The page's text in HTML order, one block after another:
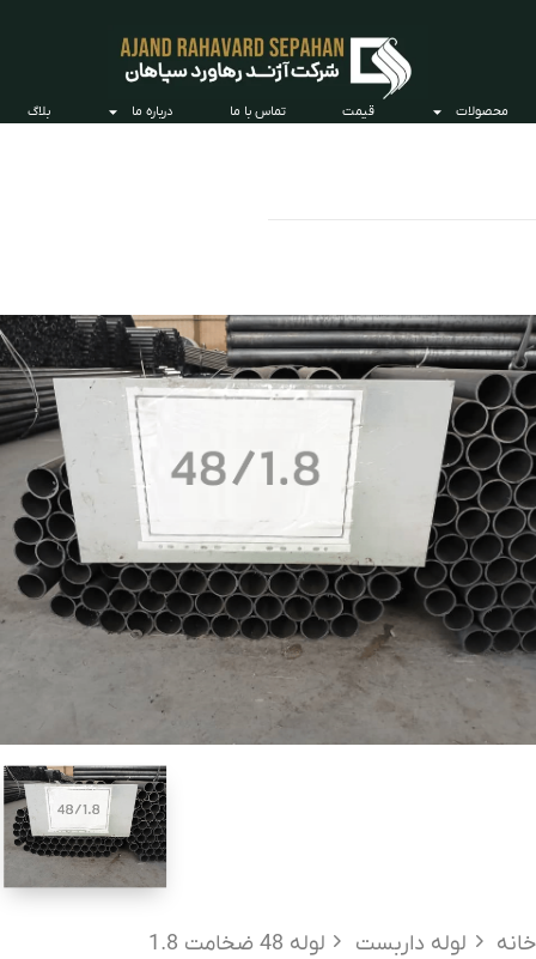
محصولات قیمت تماس با ما درباره ما بلاگ
خانه لوله داربست لوله 48 ضخامت 1.8